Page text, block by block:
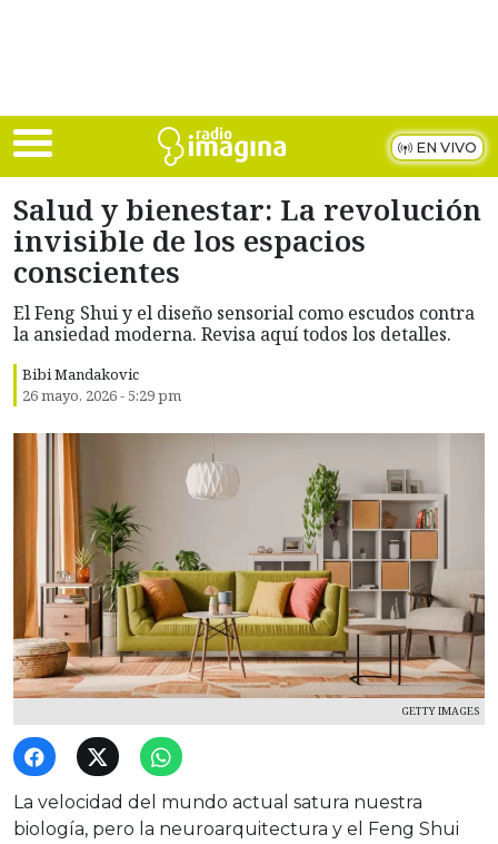
EN VIVO
Salud y bienestar: La revolución
invisible de los espacios
conscientes
El Feng Shui y el diseño sensorial como escudos contra
la ansiedad moderna. Revisa aquí todos los detalles.
Bibi Mandakovic
26 mayo, 2026 - 5:29 pm
GETTY IMAGES
La velocidad del mundo actual satura nuestra
biología, pero la neuroarquitectura y el Feng Shui